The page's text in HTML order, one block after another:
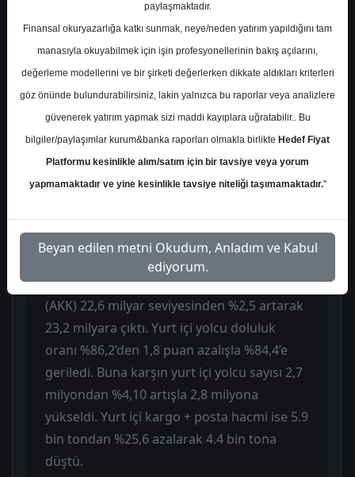
Rapora göre Türk Hava Yolları’nın Mayıs ayı
trafik sonuçları genel olarak pozitif
değerlendiriliyor. Şirket Mayıs ayında
toplam 7,9 milyon yolcu taşıdı ve yolcu
sayısı geçen yılın aynı dönemine göre %3,7
arttı. Filodaki uçak sayısı %12,0 artışla
542’ye ulaştı. Analizin ana mesajı, yolcu
sayısı, doluluk oranı ve özellikle yurt dışı
kargo operasyonlarındaki artışın
desteklediği olumlu bir görünüm olduğu
yönünde.
Yurt içi tarafta Toplam Arz Edilen Koltuk Km
(AKK) 22,6 milyar seviyesinden %2,5 artarak
23,2 milyara çıktı. Yurt içi yolcu doluluk
oranı %86,2’den 1,8 puan azalışla %84,4’e
geriledi. Buna karşın yurt içi yolcu sayısı 2,7
milyondan %4,10 artışla 2,8 milyona
yükseldi. Yurt içi kargo + posta hacmi ise 5.9
bin tondan %25,6 azalarak 4.4 bin tona
düştü.
paylaşmaktadır.
Finansal okuryazarlığa katkı sunmak, neye/neden yatırım yapıldığını tam
manasıyla okuyabilmek için işin profesyonellerinin bakış açılarını,
değerleme modellerini ve bir şirketi değerlerken dikkate aldıkları kriterleri
göz önünde bulundurabilirsiniz, lakin yalnızca bu raporlar veya analizlere
güvenerek yatırım yapmak sizi maddi kayıplara uğratabilir.. Bu
bilgiler/paylaşımlar kurum&banka raporları olmakla birlikte Hedef Fiyat
Platformu kesinlikle alım/satım için bir tavsiye veya yorum
yapmamaktadır ve yine kesinlikle tavsiye niteliği taşımamaktadır."
Beyan edilen metni Okudum, Anladım ve Kabul
ediyorum.